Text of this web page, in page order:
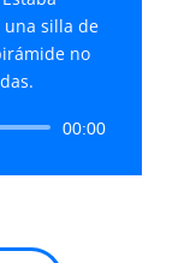
una silla de
no
00:00